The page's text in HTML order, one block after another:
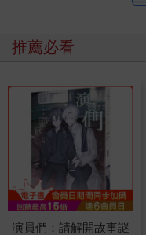
推薦必看
演員們：請解開故事謎